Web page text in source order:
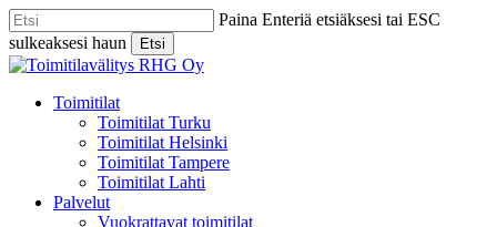
Skip
to
main
content
Paina Enteriä etsiäksesi tai ESC
sulkeaksesi haun
Etsi
Close
Menu
Toimitilat
Toimitilat Turku
Toimitilat Helsinki
Toimitilat Tampere
Toimitilat Lahti
Palvelut
Vuokrattavat toimitilat